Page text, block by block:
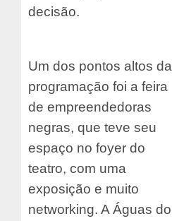
decisão.
Um dos pontos altos da
programação foi a feira
de empreendedoras
negras, que teve seu
espaço no foyer do
teatro, com uma
exposição e muito
networking. A Águas do